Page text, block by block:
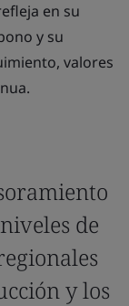
en su
y su
valores
de
y los